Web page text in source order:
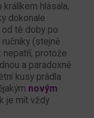
hlásala,
dokonale
té doby po
(stejně
nepatří, protože
a paradoxně
kusy prádla
novým
je mít vždy